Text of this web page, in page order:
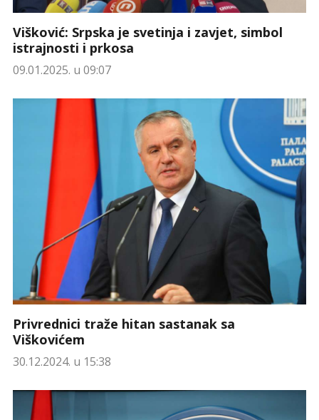
Višković: Srpska je svetinja i zavjet, simbol
istrajnosti i prkosa
09.01.2025. u 09:07
Privrednici traže hitan sastanak sa
Viškovićem
30.12.2024. u 15:38